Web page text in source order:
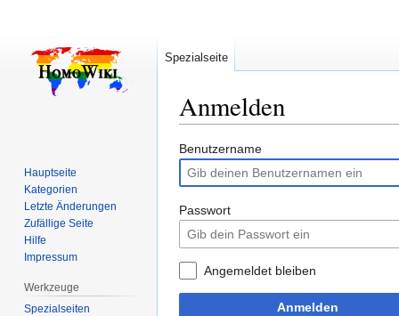
Anmelden
Zur
Navigation
springen
Zur
Suche
springen
Benutzername
Passwort
Angemeldet bleiben
Anmelden
Spezialseite
Hauptseite
Kategorien
Letzte Änderungen
Zufällige Seite
Hilfe
Impressum
Werkzeuge
Spezialseiten